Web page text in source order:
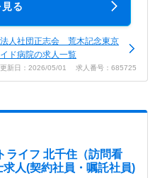
る
人社団正志会 荒木記念東京
ド病院の求人一覧
更新日：2026/05/01 求人番号：685725
ライフ 北千住（訪問看
人(契約社員・嘱託社員)